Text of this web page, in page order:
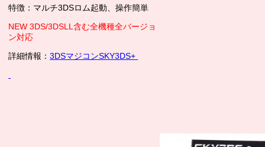
特徴：マルチ3DSロム起動、操作簡単
NEW 3DS/3DSLL含む全機種全バージョ
ン対応
詳細情報：3DSマジコンSKY3DS+